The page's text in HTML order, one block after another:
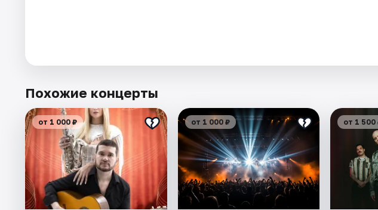
Похожие концерты
от 1 000 ₽ от 1 000 ₽ от 1 500